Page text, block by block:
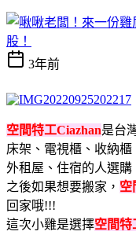
股！
3年前
空間特工Ciazhan是台
床架、電視櫃、收納
外租屋、住宿的人選購
之後如果想要搬家， 空
回家哦!!!
這次小雞是選擇空間特